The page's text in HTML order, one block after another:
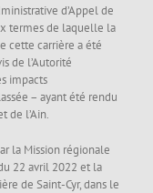
d’Appel de
termes de laquelle la
cette carrière a été
de l’Autorité
impacts
– ayant été rendu
de l’Ain.
la Mission régionale
22 avril 2022 et la
de Saint-Cyr, dans le